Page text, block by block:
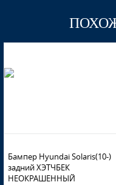
Бампер Hyundai Solaris(10-)
задний ХЭТЧБЕК
НЕОКРАШЕННЫЙ